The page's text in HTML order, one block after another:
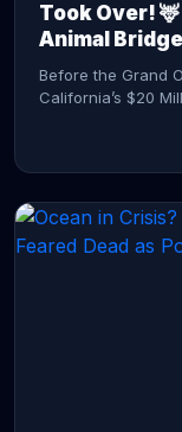
Took Over!
Animal
Before the Grand
California’s $20